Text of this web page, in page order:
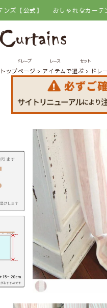
おしゃれなカーテン・オーダ
ドレープ レース セット
トップページ アイテムで選ぶ ドレ